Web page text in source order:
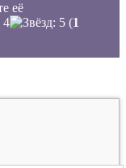
её
(1